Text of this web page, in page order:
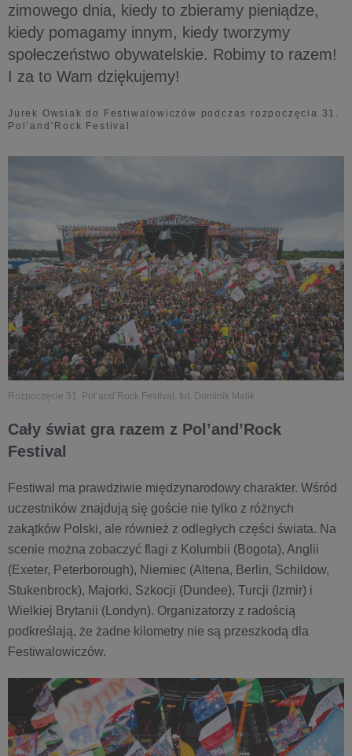
zimowego dnia, kiedy to zbieramy pieniądze,
kiedy pomagamy innym, kiedy tworzymy
społeczeństwo obywatelskie. Robimy to razem!
I za to Wam dziękujemy!
Jurek Owsiak do Festiwalowiczów podczas rozpoczęcia 31.
Pol’and’Rock Festival
Rozpoczęcie 31. Pol’and’Rock Festival, fot. Dominik Malik
Cały świat gra razem z Pol’and’Rock
Festival
Festiwal ma prawdziwie międzynarodowy charakter. Wśród
uczestników znajdują się goście nie tylko z różnych
zakątków Polski, ale również z odległych części świata. Na
scenie można zobaczyć flagi z Kolumbii (Bogota), Anglii
(Exeter, Peterborough), Niemiec (Altena, Berlin, Schildow,
Stukenbrock), Majorki, Szkocji (Dundee), Turcji (Izmir) i
Wielkiej Brytanii (Londyn). Organizatorzy z radością
podkreślają, że żadne kilometry nie są przeszkodą dla
Festiwalowiczów.